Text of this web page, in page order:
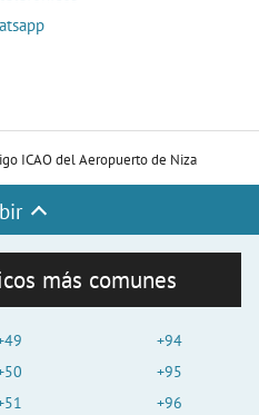
ICAO del Aeropuerto de Niza
más comunes
+94
+95
+96